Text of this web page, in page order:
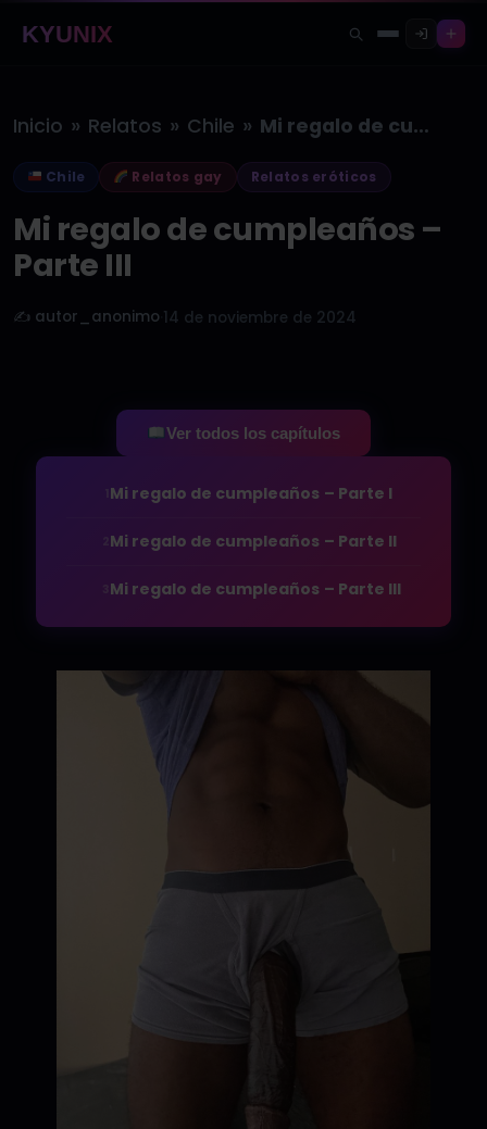
KYUNIX
Inicio » Relatos » Chile » Mi regalo de cumpleaños – Parte…
Chile Relatos gay Relatos eróticos
Mi regalo de cumpleaños –
Parte III
✍️ autor_anonimo 14 de noviembre de 2024
Ver todos los capítulos
Mi regalo de cumpleaños – Parte I
Mi regalo de cumpleaños – Parte II
Mi regalo de cumpleaños – Parte III